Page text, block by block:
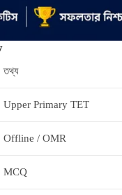
তথ্য
Upper Primary TET
Offline / OMR
MCQ